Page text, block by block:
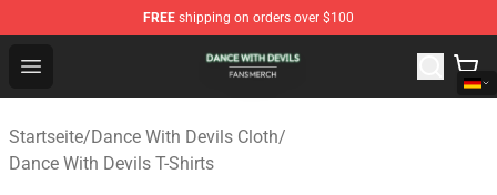
FREE shipping on orders over $100
Open menu
Dance With Devils Shop - Official Dance With Devils
Startseite/Dance With Devils Cloth/
Dance With Devils T-Shirts